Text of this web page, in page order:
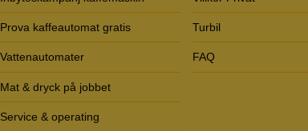
Prova kaffeautomat gratis
Vattenautomater
Mat & dryck på jobbet
Service & operating
Turbil
FAQ